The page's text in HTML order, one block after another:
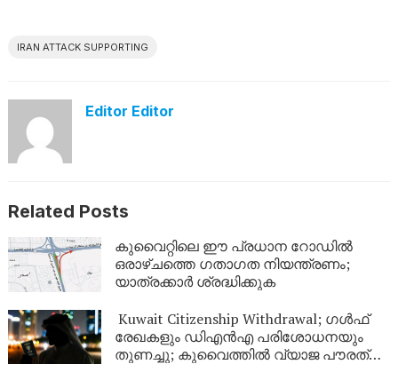
IRAN ATTACK SUPPORTING
Editor Editor
Related Posts
കുവൈറ്റിലെ ഈ പ്രധാന റോഡിൽ
ഒരാഴ്ചത്തെ ഗതാഗത നിയന്ത്രണം;
യാത്രക്കാർ ശ്രദ്ധിക്കുക
Kuwait Citizenship Withdrawal; ഗൾഫ്
രേഖകളും ഡിഎൻഎ പരിശോധനയും
തുണച്ചു; കുവൈത്തിൽ വ്യാജ പൗരത്വം